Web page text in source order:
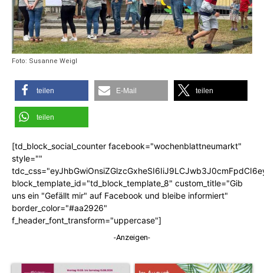
Foto: Susanne Weigl
teilen E-Mail teilen
teilen
[td_block_social_counter facebook="wochenblattneumarkt"
style=""
block_template_id="td_block_template_8" custom_title="Gib
uns ein "Gefällt mir" auf Facebook und bleibe informiert"
border_color="#aa2926"
f_header_font_transform="uppercase"]
-Anzeigen-